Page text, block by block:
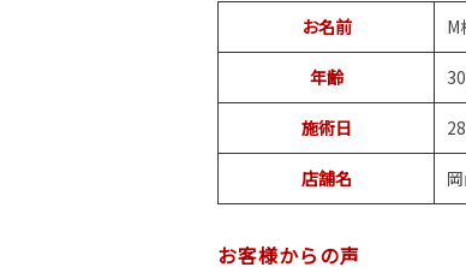
お名前 M
年齢
施術日
店舗名
お客様からの声